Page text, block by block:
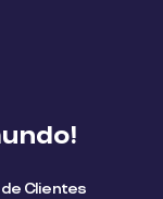
Clientes